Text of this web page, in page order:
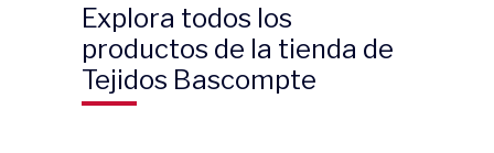
Explora todos los
productos de la tienda de
Tejidos Bascompte